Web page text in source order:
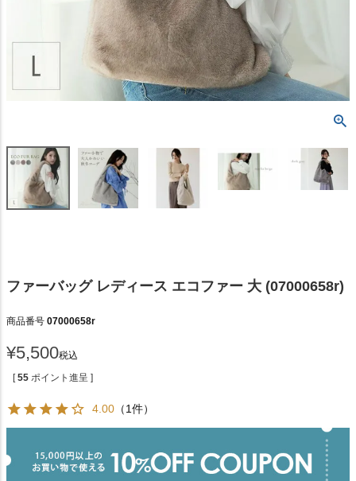
ファーバッグ レディース エコファー 大 (07000658r)
商品番号 07000658r
¥5,500税込
[ 55 ポイント進呈 ]
4.00 （1件）